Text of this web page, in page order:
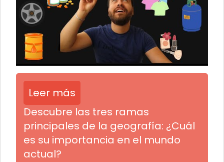
Leer más
Descubre las tres ramas
principales de la geografía: ¿Cuál
es su importancia en el mundo
actual?